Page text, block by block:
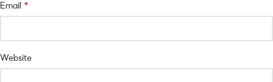
Email *
Website